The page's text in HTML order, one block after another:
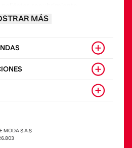
82% viscosa 17%
MÁS
MODA S.A.S